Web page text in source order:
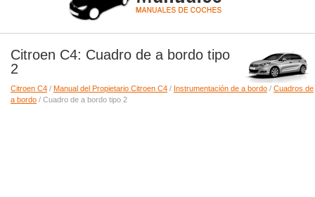
Citroen C4: Cuadro de a bordo tipo
2
Citroen C4 / Manual del Propietario Citroen C4 / Instrumentación de a bordo / Cuadros de
a bordo / Cuadro de a bordo tipo 2